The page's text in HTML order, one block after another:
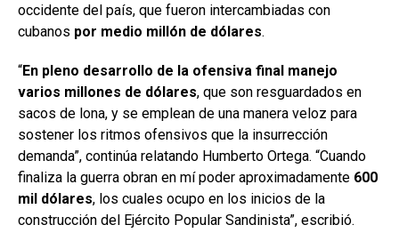
occidente del país, que fueron intercambiadas con
cubanos por medio millón de dólares.
“En pleno desarrollo de la ofensiva final manejo
varios millones de dólares, que son resguardados en
sacos de lona, y se emplean de una manera veloz para
sostener los ritmos ofensivos que la insurrección
demanda”, continúa relatando Humberto Ortega. “Cuando
finaliza la guerra obran en mí poder aproximadamente 600
mil dólares, los cuales ocupo en los inicios de la
construcción del Ejército Popular Sandinista”, escribió.